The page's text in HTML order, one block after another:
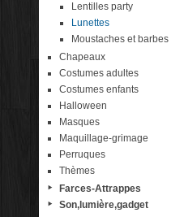
Lentilles party
Lunettes
Moustaches et barbes
Chapeaux
Costumes adultes
Costumes enfants
Halloween
Masques
Maquillage-grimage
Perruques
Thèmes
Farces-Attrappes
Son,lumière,gadget